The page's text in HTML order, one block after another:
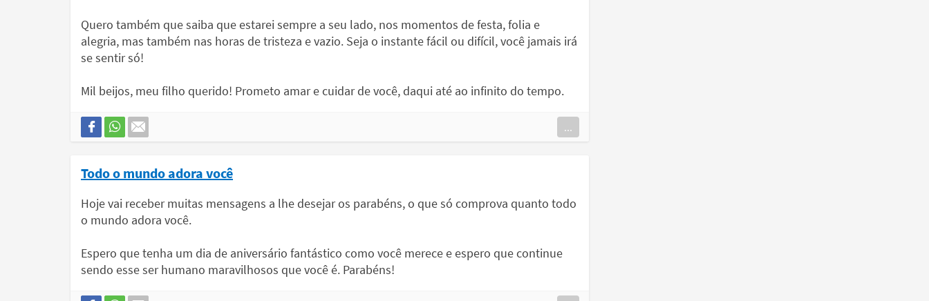
Quero também que saiba que estarei sempre a seu lado, nos momentos de festa, folia e
alegria, mas também nas horas de tristeza e vazio. Seja o instante fácil ou difícil, você jamais irá
se sentir só!
Mil beijos, meu filho querido! Prometo amar e cuidar de você, daqui até ao infinito do tempo.
...
Todo o mundo adora você
Hoje vai receber muitas mensagens a lhe desejar os parabéns, o que só comprova quanto todo
o mundo adora você.
Espero que tenha um dia de aniversário fantástico como você merece e espero que continue
sendo esse ser humano maravilhosos que você é. Parabéns!